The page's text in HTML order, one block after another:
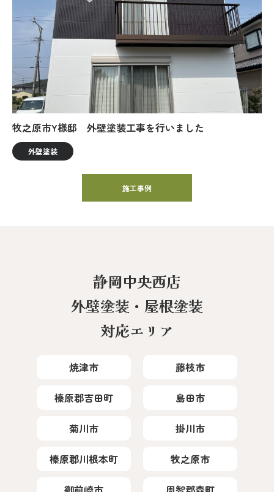
牧之原市Y様邸 外壁塗装工事を行いました
外壁塗装
施工事例
静岡中央西店
外壁塗装・屋根塗装
対応エリア
焼津市 藤枝市
榛原郡吉田町 島田市
菊川市 掛川市
榛原郡川根本町 牧之原市